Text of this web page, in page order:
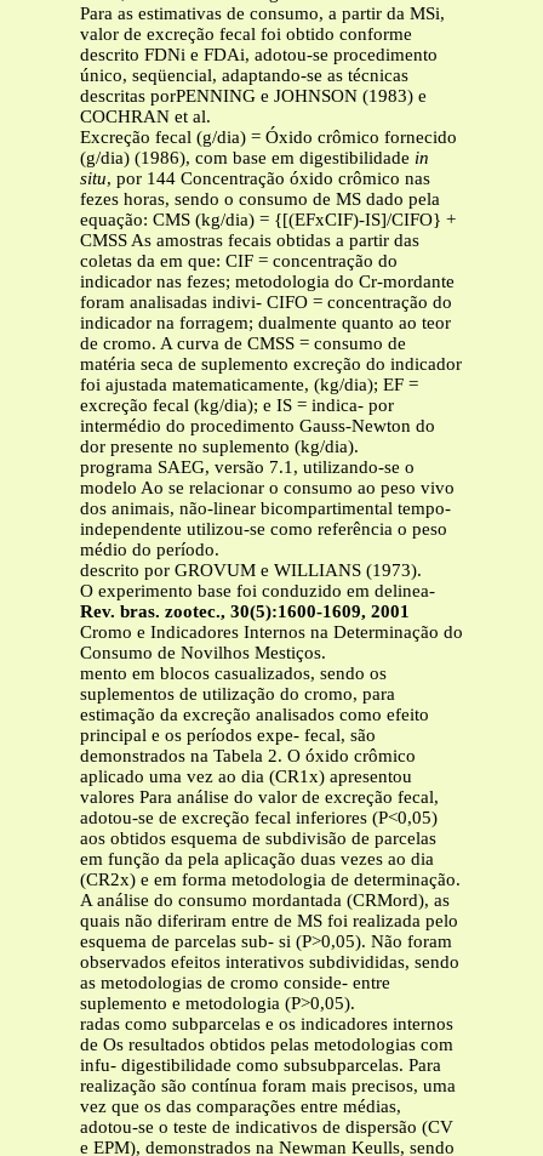
Para as estimativas de consumo, a partir da MSi,
valor de excreção fecal foi obtido conforme
descrito FDNi e FDAi, adotou-se procedimento
único, seqüencial, adaptando-se as técnicas
descritas porPENNING e JOHNSON (1983) e
COCHRAN et al.
Excreção fecal (g/dia) = Óxido crômico fornecido
(g/dia) (1986), com base em digestibilidade in
situ, por 144 Concentração óxido crômico nas
fezes horas, sendo o consumo de MS dado pela
equação: CMS (kg/dia) = {[(EFxCIF)-IS]/CIFO} +
CMSS As amostras fecais obtidas a partir das
coletas da em que: CIF = concentração do
indicador nas fezes; metodologia do Cr-mordante
foram analisadas indivi- CIFO = concentração do
indicador na forragem; dualmente quanto ao teor
de cromo. A curva de CMSS = consumo de
matéria seca de suplemento excreção do indicador
foi ajustada matematicamente, (kg/dia); EF =
excreção fecal (kg/dia); e IS = indica- por
intermédio do procedimento Gauss-Newton do
dor presente no suplemento (kg/dia).
programa SAEG, versão 7.1, utilizando-se o
modelo Ao se relacionar o consumo ao peso vivo
dos animais, não-linear bicompartimental tempo-
independente utilizou-se como referência o peso
médio do período.
descrito por GROVUM e WILLIANS (1973).
O experimento base foi conduzido em delinea-
Rev. bras. zootec., 30(5):1600-1609, 2001
Cromo e Indicadores Internos na Determinação do
Consumo de Novilhos Mestiços.
mento em blocos casualizados, sendo os
suplementos de utilização do cromo, para
estimação da excreção analisados como efeito
principal e os períodos expe- fecal, são
demonstrados na Tabela 2. O óxido crômico
aplicado uma vez ao dia (CR1x) apresentou
valores Para análise do valor de excreção fecal,
adotou-se de excreção fecal inferiores (P<0,05)
aos obtidos esquema de subdivisão de parcelas
em função da pela aplicação duas vezes ao dia
(CR2x) e em forma metodologia de determinação.
A análise do consumo mordantada (CRMord), as
quais não diferiram entre de MS foi realizada pelo
esquema de parcelas sub- si (P>0,05). Não foram
observados efeitos interativos subdivididas, sendo
as metodologias de cromo conside- entre
suplemento e metodologia (P>0,05).
radas como subparcelas e os indicadores internos
de Os resultados obtidos pelas metodologias com
infu- digestibilidade como subsubparcelas. Para
realização são contínua foram mais precisos, uma
vez que os das comparações entre médias,
adotou-se o teste de indicativos de dispersão (CV
e EPM), demonstrados na Newman Keulls, sendo